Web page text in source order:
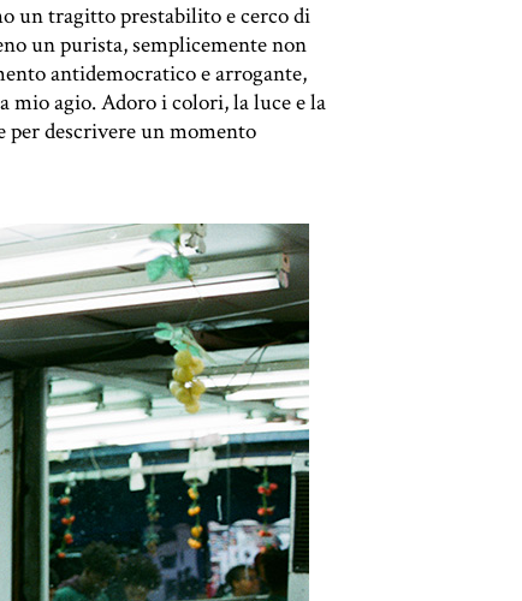
un tragitto prestabilito e cerco di
un purista, semplicemente non
antidemocratico e arrogante,
mio agio. Adoro i colori, la luce e la
per descrivere un momento